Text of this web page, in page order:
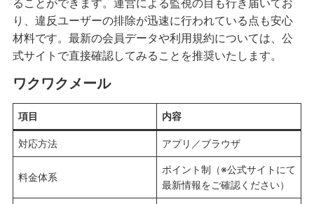
ることができます。運営による監視の目も行き届いてお
り、違反ユーザーの排除が迅速に行われている点も安心
材料です。最新の会員データや利用規約については、公
式サイトで直接確認してみることを推奨いたします。
ワクワクメール
項目 内容
対応方法 アプリ／ブラウザ
料金体系
ポイント制（※公式サイトにて
最新情報をご確認ください）